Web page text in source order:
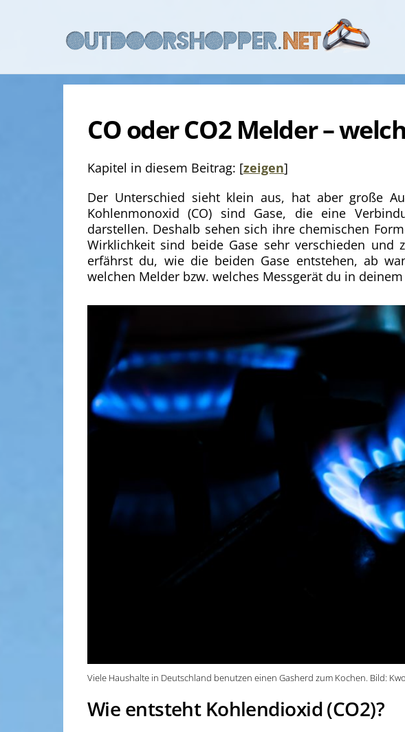
CO oder CO2 Melder –
Kapitel in diesem Beitrag: [zeigen]
Der Unterschied sieht klein aus, hat aber große
Kohlenmonoxid (CO) sind Gase, die eine
darstellen. Deshalb sehen sich ihre chemischen
Wirklichkeit sind beide Gase sehr verschieden und
erfährst du, wie die beiden Gase entstehen, ab
welchen Melder bzw. welches Messgerät du in
Viele Haushalte in Deutschland benutzen einen Gasherd zum Kochen. Bild:
Wie entsteht Kohlendioxid (CO2)?